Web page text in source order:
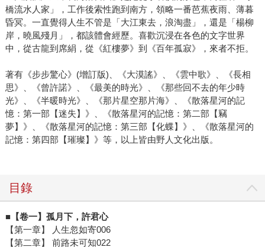
橋流水人家」，工作後索性跑到南方，領略一番芭蕉夜雨、薄暮
昏冥。一直覺得人生不管是「大江東去，浪淘盡」，還是「楊柳
岸，曉風殘月」，都該體會經歷。喜歡沉浸在各色的文字世界
中，從古龍到席絹，從《紅樓夢》到《百年孤寂》，來者不拒。
著有《步步驚心》(增訂版)、《大漠謠》、《雲中歌》、《長相
思》、《曾許諾》、《最美的時光》、《那些回不去的年少時
光》、《半暖時光》、《那片星空那片海》、《散落星河的記
憶：第一部【迷失】》、《散落星河的記憶：第二部【竊
夢】》、《散落星河的記憶：第三部【化蝶】》、《散落星河的
記憶：第四部【璀璨】》等，以上皆由野人文化出版。
目錄
■【卷一】孤月下，許君心
【第一章】 人生忽如寄006
【第二章】 前路未可知022